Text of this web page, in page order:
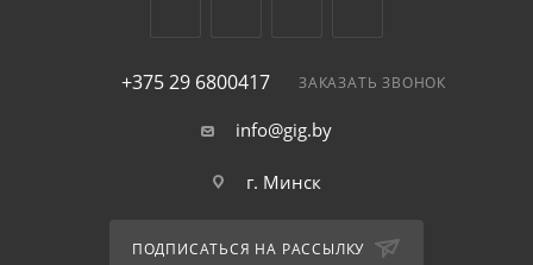
+375 29 6800417 ЗАКАЗАТЬ ЗВОНОК
info@gig.by
г. Минск
ПОДПИСАТЬСЯ НА РАССЫЛКУ